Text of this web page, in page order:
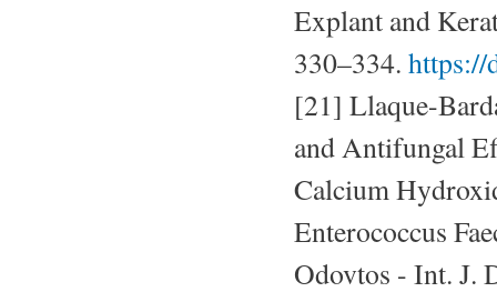
Explant and
330–334. https://
[21] Llaque-
and Antifungal
Calcium
Enterococcus
Odovtos - Int. J.